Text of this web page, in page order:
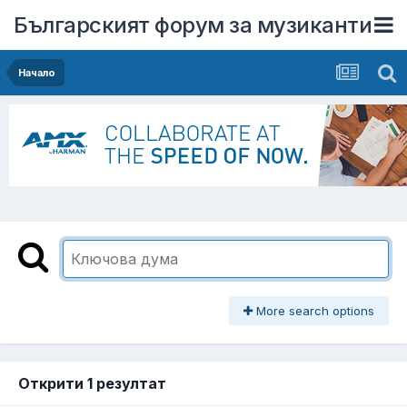
Българският форум за музиканти
Начало
More search options
Открити 1 резултат